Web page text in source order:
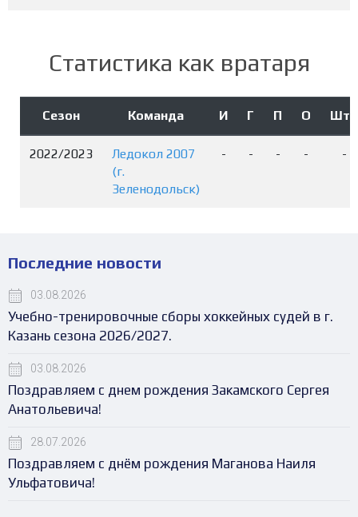
Статистика как вратаря
Сезон Команда И Г П О Штр
2022/2023
Ледокол 2007
(г.
Зеленодольск)
- - - - -
Последние новости
03.08.2026
Учебно-тренировочные сборы хоккейных судей в г.
Казань сезона 2026/2027.
03.08.2026
Поздравляем с днем рождения Закамского Сергея
Анатольевича!
28.07.2026
Поздравляем с днём рождения Маганова Наиля
Ульфатовича!